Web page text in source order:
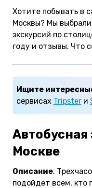
Хотите побывать в
Москвы? Мы
экскурсий по
году и отзывы. Что
Ищите
сервисах Tripster и
Автобусная
Москве
Описание.
подойдет всем, кто